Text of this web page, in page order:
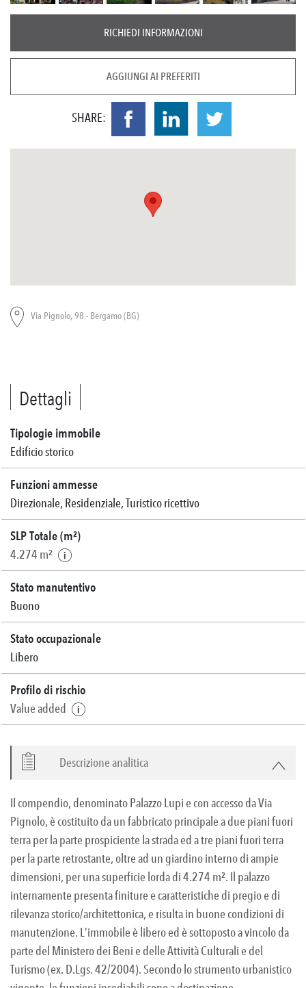
RICHIEDI INFORMAZIONI
AGGIUNGI AI PREFERITI
SHARE:
Via Pignolo, 98 - Bergamo (BG)
Dettagli
Tipologie immobile
Edificio storico
Funzioni ammesse
Direzionale, Residenziale, Turistico ricettivo
SLP Totale (m²)
4.274 m²
Stato manutentivo
Buono
Stato occupazionale
Libero
Profilo di rischio
Value added
Descrizione analitica
Il compendio, denominato Palazzo Lupi e con accesso da Via
Pignolo, è costituito da un fabbricato principale a due piani fuori
terra per la parte prospiciente la strada ed a tre piani fuori terra
per la parte retrostante, oltre ad un giardino interno di ampie
dimensioni, per una superficie lorda di 4.274 m². Il palazzo
internamente presenta finiture e caratteristiche di pregio e di
rilevanza storico/architettonica, e risulta in buone condizioni di
manutenzione. L’immobile è libero ed è sottoposto a vincolo da
parte del Ministero dei Beni e delle Attività Culturali e del
Turismo (ex. D.Lgs. 42/2004). Secondo lo strumento urbanistico